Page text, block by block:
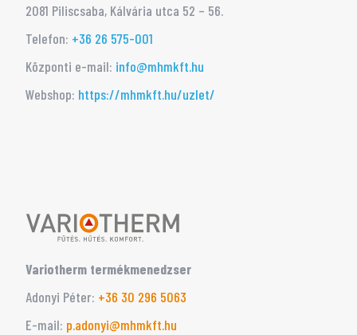
2081 Piliscsaba, Kálvária utca 52 – 56.
Telefon: +36 26 575-001
Központi e-mail: info@mhmkft.hu
Webshop: https://mhmkft.hu/uzlet/
Variotherm termékmenedzser
Adonyi Péter: ‭+36 30 296 5063‬
E-mail: p.adonyi@mhmkft.hu